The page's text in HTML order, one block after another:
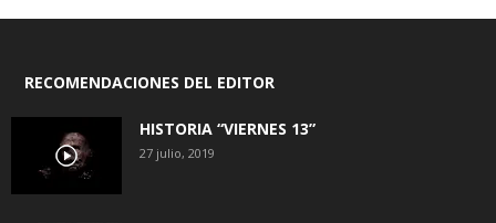
RECOMENDACIONES DEL EDITOR
HISTORIA “VIERNES 13”
27 julio, 2019